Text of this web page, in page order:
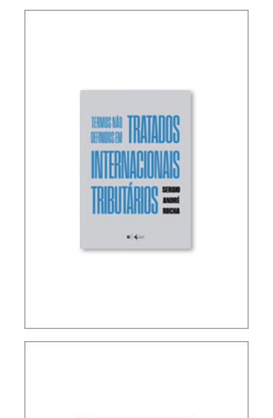
RICARDO LOBO TORRES – NORMAS DE
TERMOS NÃO DEFINIDOS EM TRATADOS